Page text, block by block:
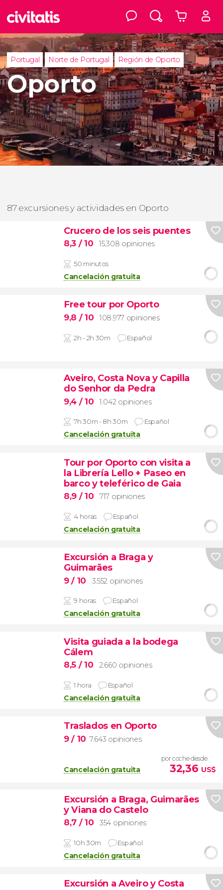
Portugal Norte de Portugal Región de Oporto
Oporto
87 excursiones y actividades en Oporto
Crucero de los seis puentes
8,3 / 10 15.308 opiniones
50 minutos
Cancelación gratuita
Free tour por Oporto
9,8 / 10 108.977 opiniones
2h - 2h 30m Español
Aveiro, Costa Nova y Capilla
do Senhor da Pedra
9,4 / 10 1.042 opiniones
7h 30m - 8h 30m Español
Cancelación gratuita
Tour por Oporto con visita a
la Librería Lello + Paseo en
barco y teleférico de Gaia
8,9 / 10 717 opiniones
4 horas Español
Cancelación gratuita
Excursión a Braga y
Guimarães
9/ 10 3.552 opiniones
9 horas Español
Cancelación gratuita
Visita guiada a la bodega
Cálem
8,5 / 10 2.660 opiniones
1 hora Español
Cancelación gratuita
Traslados en Oporto
9/ 10 7.643 opiniones
Cancelación gratuita
por coche desde
32,36 US$
Excursión a Braga, Guimarães
y Viana do Castelo
8,7 / 10 354 opiniones
10h 30m Español
Cancelación gratuita
Excursión a Aveiro y Costa